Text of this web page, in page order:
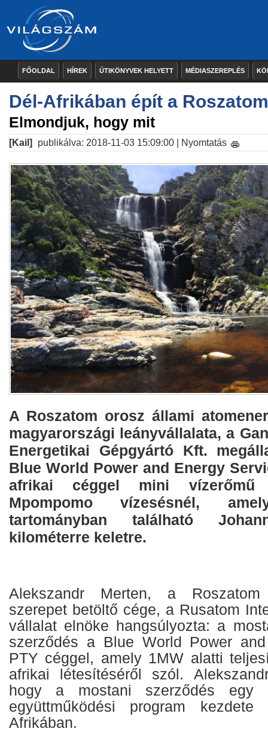
FŐOLDAL HÍREK ÚTIKÖNYVEK HELYETT MÉDIASZEREPLÉS
Dél-Afrikában épít a
Elmondjuk, hogy mit
[Kail] publikálva: 2018-11-03 15:09:00 | Nyomtatás
A Roszatom orosz állami
magyarországi leányvállalata, a
Energetikai Gépgyártó Kft.
Blue World Power and Energy
afrikai céggel mini vízerőmű
Mpompomo vízesésnél,
tartományban található
kilométerre keletre.
Alekszandr Merten, a Roszatom
szerepet betöltő cége, a Rusatom
vállalat elnöke hangsúlyozta: a
szerződés a Blue World Power
PTY céggel, amely 1MW alatti
afrikai létesítéséről szól.
hogy a mostani szerződés egy
együttműködési program
Afrikában.